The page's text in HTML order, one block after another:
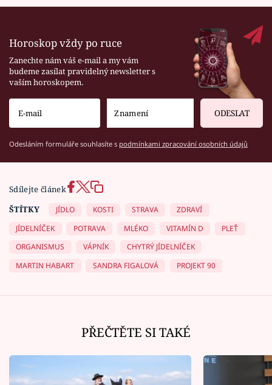
Horoskop vždy po ruce
Zanechte nám váš e-mail a my vám
budeme zasílat pravidelný newsletter s
vaším horoskopem.
ODESLAT
Odesláním formuláře souhlasíte s podmínkami zpracování osobních údajů
Sdílejte článek
ŠTÍTKY
JÍDLO KOSTI STRAVA
ZDRAVÍ
JÍDELNÍČEK
POTRAVA MLÉKO VITAMÍN D
PLEŤ
ORGANISMUS
VÁPNÍK
CHYTRÝ JÍDELNÍČEK
MARTIN HABART
SANDRA FIGALOVÁ PROJEKT 90
PŘEČTĚTE SI TAKÉ